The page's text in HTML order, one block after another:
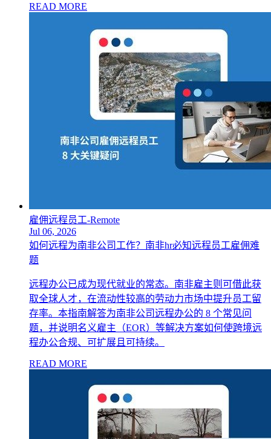
READ MORE
雇佣远程员工-Remote
Jul 06, 2026
如何远程为南非公司工作？南非hr必知远程员工雇佣难
题
远程办公已成为现代就业的常态。南非雇主则可借此获
取全球人才，在流动性较高的劳动力市场中提升员工留
存率。本指南解答为南非公司远程办公的 8 个常见问
题，并说明名义雇主（EOR）等解决方案如何使跨境远
程办公合规、可扩展且可持续。
READ MORE